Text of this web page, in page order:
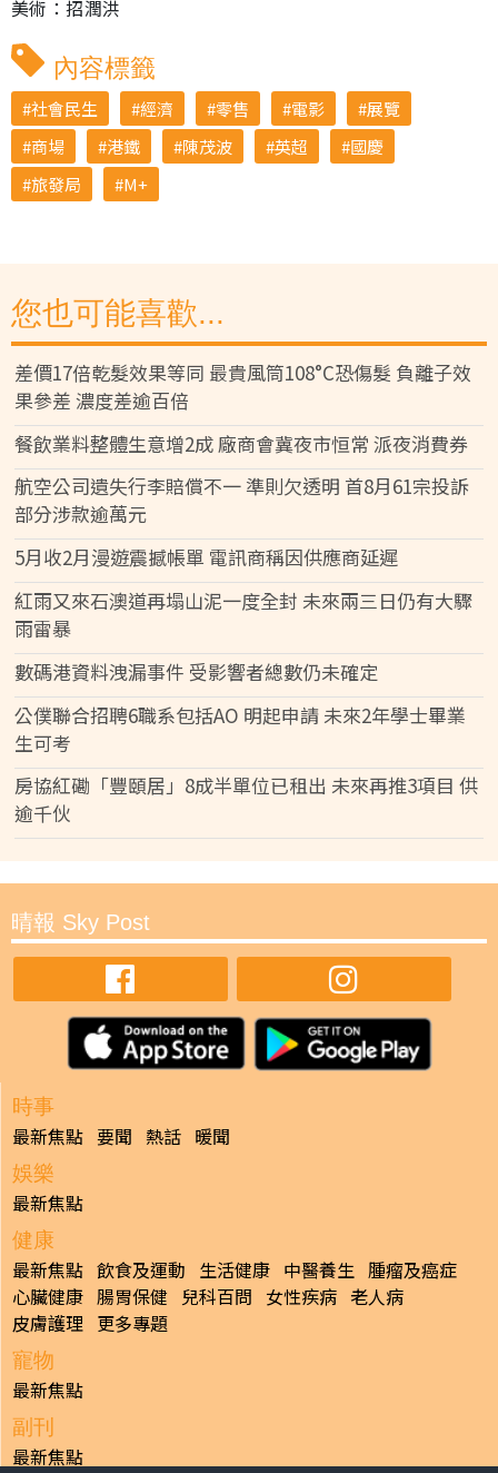
美術：招潤洪
內容標籤
社會民生 經濟 零售 電影
展覽
商場
港鐵 陳茂波 英超
國慶
旅發局
M+
您也可能喜歡...
差價17倍乾髮效果等同 最貴風筒108°C恐傷髮 負離子效
果參差 濃度差逾百倍
餐飲業料整體生意增2成 廠商會冀夜市恒常 派夜消費券
航空公司遺失行李賠償不一 準則欠透明 首8月61宗投訴
部分涉款逾萬元
5月收2月漫遊震撼帳單 電訊商稱因供應商延遲
紅雨又來石澳道再塌山泥一度全封 未來兩三日仍有大驟
雨雷暴
數碼港資料洩漏事件 受影響者總數仍未確定
公僕聯合招聘6職系包括AO 明起申請 未來2年學士畢業
生可考
房協紅磡「豐頤居」8成半單位已租出 未來再推3項目 供
逾千伙
晴報 Sky Post
時事
最新焦點 要聞 熱話 暖聞
娛樂
最新焦點
健康
最新焦點 飲食及運動 生活健康 中醫養生 腫瘤及癌症
心臟健康 腸胃保健 兒科百問 女性疾病 老人病
皮膚護理 更多專題
寵物
最新焦點
副刊
最新焦點